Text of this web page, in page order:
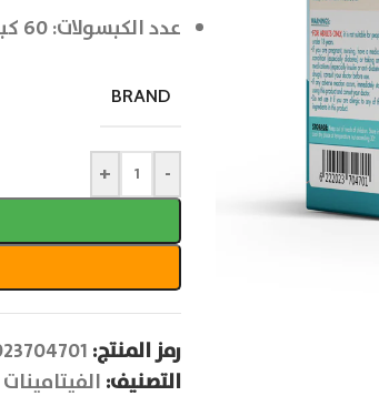
عدد الكبسولات: 60 كبسولة.
BRAND
-
+
رمز المنتج:
التصنيف: